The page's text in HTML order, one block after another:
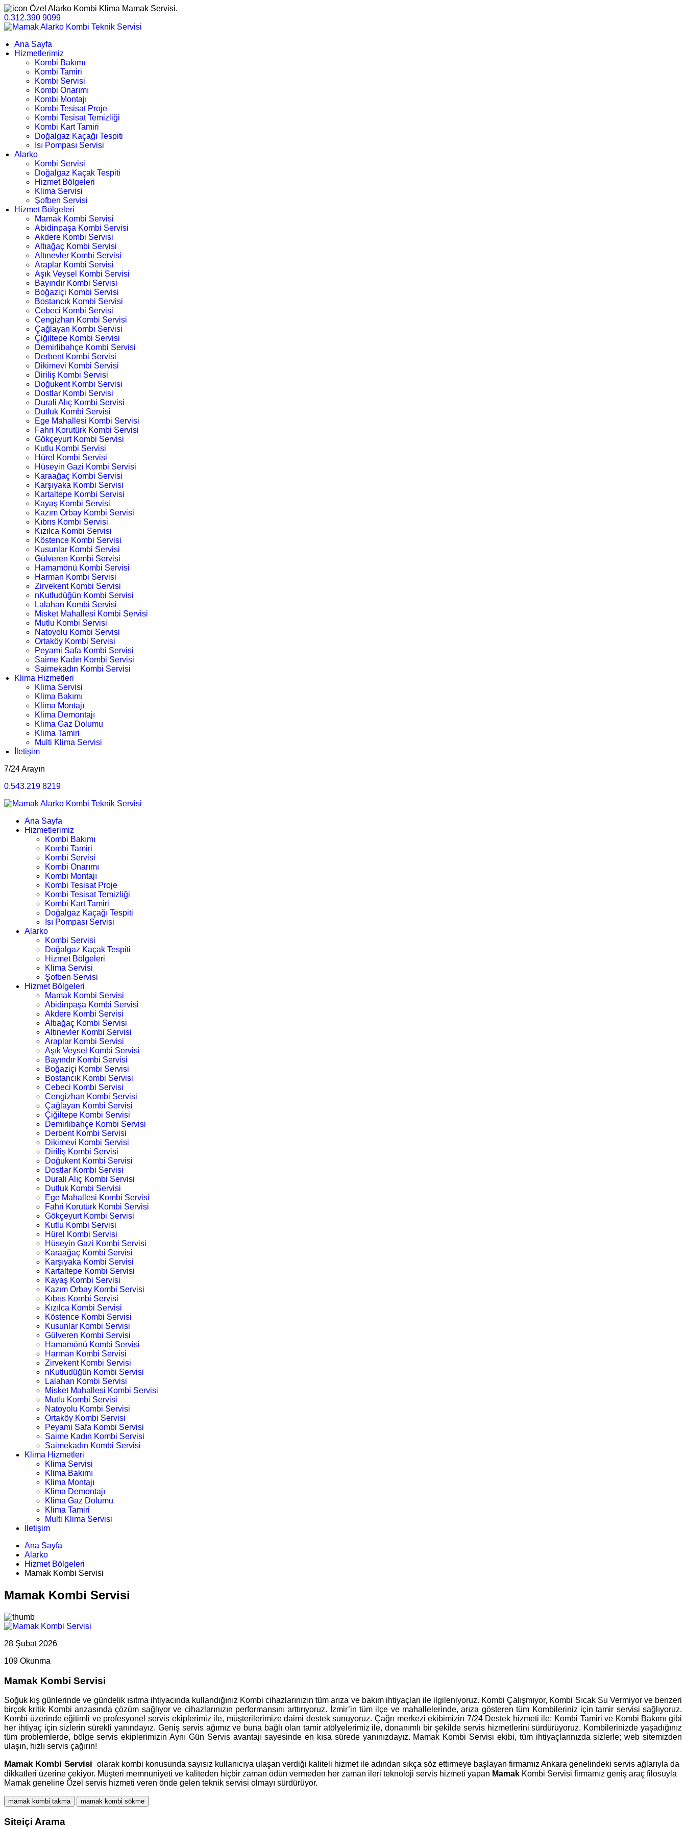
Özel Alarko Kombi Klima Mamak Servisi.
0.312.390 9099
Ana Sayfa
Hizmetlerimiz
Kombi Bakımı
Kombi Tamiri
Kombi Servisi
Kombi Onarımı
Kombi Montajı
Kombi Tesisat Proje
Kombi Tesisat Temizliği
Kombi Kart Tamiri
Doğalgaz Kaçağı Tespiti
Isı Pompası Servisi
Alarko
Kombi Servisi
Doğalgaz Kaçak Tespiti
Hizmet Bölgeleri
Klima Servisi
Şofben Servisi
Hizmet Bölgeleri
Mamak Kombi Servisi
Abidinpaşa Kombi Servisi
Akdere Kombi Servisi
Altıağaç Kombi Servisi
Altınevler Kombi Servisi
Araplar Kombi Servisi
Aşık Veysel Kombi Servisi
Bayındır Kombi Servisi
Boğaziçi Kombi Servisi
Bostancık Kombi Servisi
Cebeci Kombi Servisi
Cengizhan Kombi Servisi
Çağlayan Kombi Servisi
Çiğiltepe Kombi Servisi
Demirlibahçe Kombi Servisi
Derbent Kombi Servisi
Dikimevi Kombi Servisi
Diriliş Kombi Servisi
Doğukent Kombi Servisi
Dostlar Kombi Servisi
Durali Alıç Kombi Servisi
Dutluk Kombi Servisi
Ege Mahallesi Kombi Servisi
Fahri Korutürk Kombi Servisi
Gökçeyurt Kombi Servisi
Kutlu Kombi Servisi
Hürel Kombi Servisi
Hüseyin Gazi Kombi Servisi
Karaağaç Kombi Servisi
Karşıyaka Kombi Servisi
Kartaltepe Kombi Servisi
Kayaş Kombi Servisi
Kazım Orbay Kombi Servisi
Kıbrıs Kombi Servisi
Kızılca Kombi Servisi
Köstence Kombi Servisi
Kusunlar Kombi Servisi
Gülveren Kombi Servisi
Hamamönü Kombi Servisi
Harman Kombi Servisi
Zirvekent Kombi Servisi
nKutludüğün Kombi Servisi
Lalahan Kombi Servisi
Misket Mahallesi Kombi Servisi
Mutlu Kombi Servisi
Natoyolu Kombi Servisi
Ortaköy Kombi Servisi
Peyami Safa Kombi Servisi
Saime Kadın Kombi Servisi
Saimekadın Kombi Servisi
Klima Hizmetleri
Klima Servisi
Klima Bakımı
Klima Montajı
Klima Demontajı
Klima Gaz Dolumu
Klima Tamiri
Multi Klima Servisi
İletişim
7/24 Arayın
0.543.219 8219
Ana Sayfa
Hizmetlerimiz
Kombi Bakımı
Kombi Tamiri
Kombi Servisi
Kombi Onarımı
Kombi Montajı
Kombi Tesisat Proje
Kombi Tesisat Temizliği
Kombi Kart Tamiri
Doğalgaz Kaçağı Tespiti
Isı Pompası Servisi
Alarko
Kombi Servisi
Doğalgaz Kaçak Tespiti
Hizmet Bölgeleri
Klima Servisi
Şofben Servisi
Hizmet Bölgeleri
Mamak Kombi Servisi
Abidinpaşa Kombi Servisi
Akdere Kombi Servisi
Altıağaç Kombi Servisi
Altınevler Kombi Servisi
Araplar Kombi Servisi
Aşık Veysel Kombi Servisi
Bayındır Kombi Servisi
Boğaziçi Kombi Servisi
Bostancık Kombi Servisi
Cebeci Kombi Servisi
Cengizhan Kombi Servisi
Çağlayan Kombi Servisi
Çiğiltepe Kombi Servisi
Demirlibahçe Kombi Servisi
Derbent Kombi Servisi
Dikimevi Kombi Servisi
Diriliş Kombi Servisi
Doğukent Kombi Servisi
Dostlar Kombi Servisi
Durali Alıç Kombi Servisi
Dutluk Kombi Servisi
Ege Mahallesi Kombi Servisi
Fahri Korutürk Kombi Servisi
Gökçeyurt Kombi Servisi
Kutlu Kombi Servisi
Hürel Kombi Servisi
Hüseyin Gazi Kombi Servisi
Karaağaç Kombi Servisi
Karşıyaka Kombi Servisi
Kartaltepe Kombi Servisi
Kayaş Kombi Servisi
Kazım Orbay Kombi Servisi
Kıbrıs Kombi Servisi
Kızılca Kombi Servisi
Köstence Kombi Servisi
Kusunlar Kombi Servisi
Gülveren Kombi Servisi
Hamamönü Kombi Servisi
Harman Kombi Servisi
Zirvekent Kombi Servisi
nKutludüğün Kombi Servisi
Lalahan Kombi Servisi
Misket Mahallesi Kombi Servisi
Mutlu Kombi Servisi
Natoyolu Kombi Servisi
Ortaköy Kombi Servisi
Peyami Safa Kombi Servisi
Saime Kadın Kombi Servisi
Saimekadın Kombi Servisi
Klima Hizmetleri
Klima Servisi
Klima Bakımı
Klima Montajı
Klima Demontajı
Klima Gaz Dolumu
Klima Tamiri
Multi Klima Servisi
İletişim
Ana Sayfa
Alarko
Hizmet Bölgeleri
Mamak Kombi Servisi
Mamak Kombi Servisi
28 Şubat 2026
109 Okunma
Mamak Kombi Servisi
Soğuk kış günlerinde ve gündelik ısıtma ihtiyacında kullandığınız Kombi cihazlarınızın tüm arıza ve bakım ihtiyaçları ile ilgileniyoruz. Kombi Çalışmıyor, Kombi Sıcak Su Vermiyor ve benzeri
birçok kritik Kombi arızasında çözüm sağlıyor ve cihazlarınızın performansını arttırıyoruz. İzmir’in tüm ilçe ve mahallelerinde, arıza gösteren tüm Kombileriniz için tamir servisi sağlıyoruz.
Kombi üzerinde eğitimli ve profesyonel servis ekiplerimiz ile, müşterilerimize daimi destek sunuyoruz. Çağrı merkezi ekibimizin 7/24 Destek hizmeti ile; Kombi Tamiri ve Kombi Bakımı gibi
her ihtiyaç için sizlerin sürekli yanındayız. Geniş servis ağımız ve buna bağlı olan tamir atölyelerimiz ile, donanımlı bir şekilde servis hizmetlerini sürdürüyoruz. Kombilerinizde yaşadığınız
tüm problemlerde, bölge servis ekiplerimizin Aynı Gün Servis avantajı sayesinde en kısa sürede yanınızdayız. Mamak Kombi Servisi ekibi, tüm ihtiyaçlarınızda sizlerle; web sitemizden
ulaşın, hızlı servis çağırın!
MamakKombi Servisi olarak kombi konusunda sayısız kullanıcıya ulaşan verdiği kaliteli hizmet ile adından sıkça söz ettirmeye başlayan firmamız Ankara genelindeki servis ağlarıyla da
dikkatleri üzerine çekiyor. Müşteri memnuniyeti ve kaliteden hiçbir zaman ödün vermeden her zaman ileri teknoloji servis hizmeti yapan Mamak Kombi Servisi firmamız geniş araç filosuyla
Mamak geneline Özel servis hizmeti veren önde gelen teknik servisi olmayı sürdürüyor.
mamak kombi takma mamak kombi sökme
Siteiçi Arama